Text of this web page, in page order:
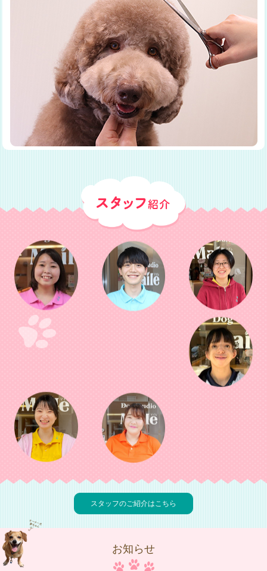
スタッフのご紹介はこちら
お知らせ